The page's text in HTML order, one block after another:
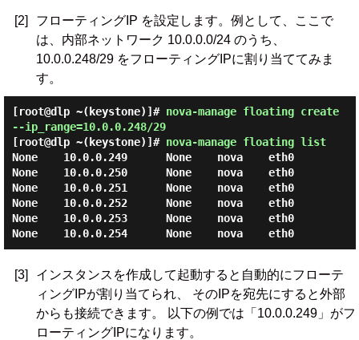
[2]
フローティングIP を設定します。例として、ここで
は、内部ネットワーク 10.0.0.0/24 のうち、
10.0.0.248/29 をフローティングIPに割り当ててみま
す。
[root@dlp ~(keystone)]# nova-manage floating create
--ip_range=10.0.0.248/29
[root@dlp ~(keystone)]# nova-manage floating list
None    10.0.0.249      None    nova    eth0
None    10.0.0.250      None    nova    eth0
None    10.0.0.251      None    nova    eth0
None    10.0.0.252      None    nova    eth0
None    10.0.0.253      None    nova    eth0
None    10.0.0.254      None    nova    eth0
[3]
インスタンスを作成して起動すると自動的にフローテ
ィングIPが割り当てられ、 そのIPを宛先にすると外部
からも接続できます。 以下の例では「10.0.0.249」がフ
ローティングIPになります。